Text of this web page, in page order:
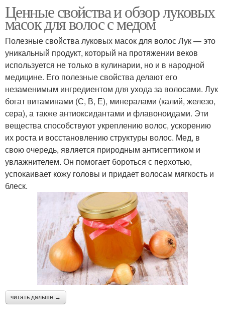
Ценные свойства и обзор луковых
масок для волос с медом
Полезные свойства луковых масок для волос Лук — это
уникальный продукт, который на протяжении веков
используется не только в кулинарии, но и в народной
медицине. Его полезные свойства делают его
незаменимым ингредиентом для ухода за волосами. Лук
богат витаминами (С, В, Е), минералами (калий, железо,
сера), а также антиоксидантами и флавоноидами. Эти
вещества способствуют укреплению волос, ускорению
их роста и восстановлению структуры волос. Мед, в
свою очередь, является природным антисептиком и
увлажнителем. Он помогает бороться с перхотью,
успокаивает кожу головы и придает волосам мягкость и
блеск.
читать дальше →